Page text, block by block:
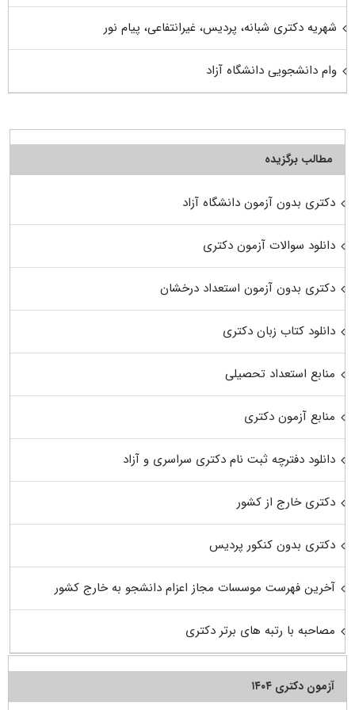
شهریه دکتری شبانه، پردیس، غیرانتفاعی، پیام نور
وام دانشجویی دانشگاه آزاد
مطالب برگزیده
دکتری بدون آزمون دانشگاه آزاد
دانلود سوالات آزمون دکتری
دکتری بدون آزمون استعداد درخشان
دانلود کتاب زبان دکتری
منابع استعداد تحصیلی
منابع آزمون دکتری
دانلود دفترچه ثبت نام دکتری سراسری و آزاد
دکتری خارج از کشور
دکتری بدون کنکور پردیس
آخرین فهرست موسسات مجاز اعزام دانشجو به خارج کشور
مصاحبه با رتبه های برتر دکتری
آزمون دکتری ۱۴۰۴